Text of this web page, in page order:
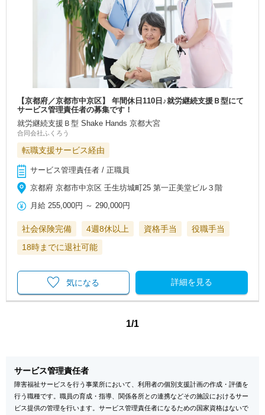
【京都府／京都市中京区】 年間休日110日♪就労継続支援Ｂ型にて
サービス管理責任者の募集です！
就労継続支援Ｂ型 Shake Hands 京都大宮
合同会社ふくろう
転職支援サービス経由
サービス管理責任者 / 正職員
京都府 京都市中京区 壬生坊城町25 第一正美堂ビル３階
月給 255,000円 ～ 290,000円
社会保険完備 4週8休以上 資格手当
役職手当
18時までに退社可能
詳細を見る
気になる
1/1
サービス管理責任者
障害福祉サービスを行う事業所において、利用者の個別支援計画の作成・評価を
行う職種です。職員の育成・指導、関係各所との連携などその施設におけるサー
ビス提供の管理を行います。サービス管理責任者になるための国家資格はないで